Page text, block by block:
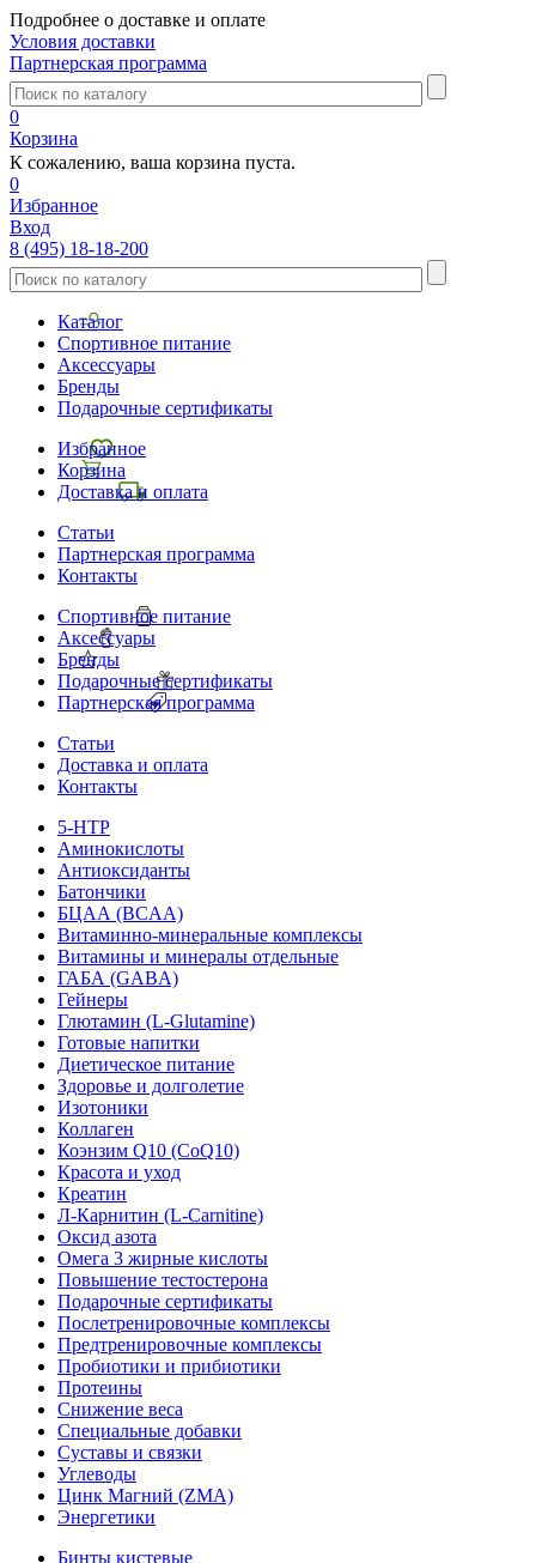
Подробнее о доставке и оплате
Условия доставки
Партнерская программа
0
Корзина
К сожалению, ваша корзина пуста.
0
Избранное
Вход
8 (495) 18-18-200
Каталог
Спортивное питание
Аксессуары
Бренды
Подарочные сертификаты
Избранное
Корзина
Доставка и оплата
Статьи
Партнерская программа
Контакты
Спортивное питание
Аксессуары
Бренды
Подарочные сертификаты
Партнерская программа
Статьи
Доставка и оплата
Контакты
5-HTP
Аминокислоты
Антиоксиданты
Батончики
БЦАА (BCAA)
Витаминно-минеральные комплексы
Витамины и минералы отдельные
ГАБА (GABA)
Гейнеры
Глютамин (L-Glutamine)
Готовые напитки
Диетическое питание
Здоровье и долголетие
Изотоники
Коллаген
Коэнзим Q10 (CoQ10)
Красота и уход
Креатин
Л-Карнитин (L-Сarnitine)
Оксид азота
Омега 3 жирные кислоты
Повышение тестостерона
Подарочные сертификаты
Послетренировочные комплексы
Предтренировочные комплексы
Пробиотики и прибиотики
Протеины
Снижение веса
Специальные добавки
Суставы и связки
Углеводы
Цинк Магний (ZMA)
Энергетики
Бинты кистевые